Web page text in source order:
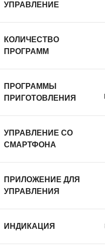
УПРАВЛЕНИЕ
КОЛИЧЕСТВО
ПРОГРАММ
ПРОГРАММЫ
ПРИГОТОВЛЕНИЯ
УПРАВЛЕНИЕ СО
СМАРТФОНА
ПРИЛОЖЕНИЕ ДЛЯ
УПРАВЛЕНИЯ
ИНДИКАЦИЯ